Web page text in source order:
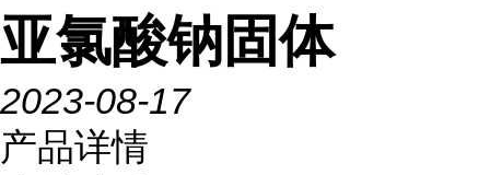
亚氯酸钠固体
2023-08-17
产品详情